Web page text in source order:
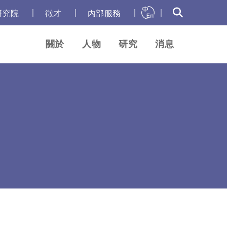
究院 徵才 內部服務
關於 人物 研究 消息